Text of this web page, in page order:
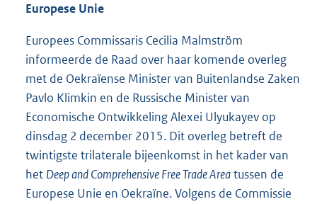
Europese Unie
Europees Commissaris Cecilia Malmström
informeerde de Raad over haar komende overleg
met de Oekraïense Minister van Buitenlandse Zaken
Pavlo Klimkin en de Russische Minister van
Economische Ontwikkeling Alexei Ulyukayev op
dinsdag 2 december 2015. Dit overleg betreft de
twintigste trilaterale bijeenkomst in het kader van
het Deep and Comprehensive Free Trade Areatussen de
Europese Unie en Oekraïne. Volgens de Commissie